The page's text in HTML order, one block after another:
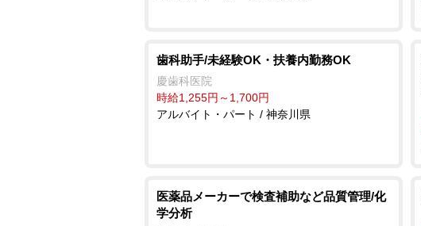
歯科助手/未経験OK・扶養内勤務OK
慶歯科医院
時給1,255円～1,700円
アルバイト・パート / 神奈川県
医薬品メーカーで検査補助など品質管理/化
学分析